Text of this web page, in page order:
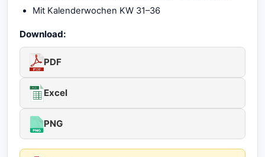
Mit Kalenderwochen KW 31–36
Download:
PDF
Excel
PNG